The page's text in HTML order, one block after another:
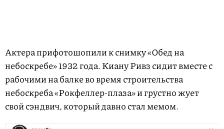
Актера прифотошопили к снимку «Обед на
небоскребе» 1932 года. Киану Ривз сидит вместе с
рабочими на балке во время строительства
небоскреба «Рокфеллер-плаза» и грустно жует
свой сэндвич, который давно стал мемом.